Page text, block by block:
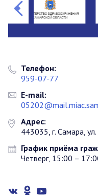
Телефон:
959-07-77
E-mail:
Адрес:
443035, г. Самара,
График приёма
Четверг, 15:00 –